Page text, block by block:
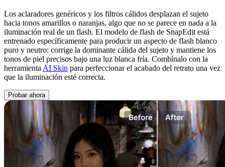
Los aclaradores genéricos y los filtros cálidos desplazan el sujeto
hacia tonos amarillos o naranjas, algo que no se parece en nada a la
iluminación real de un flash. El modelo de flash de SnapEdit está
entrenado específicamente para producir un aspecto de flash blanco
puro y neutro: corrige la dominante cálida del sujeto y mantiene los
tonos de piel precisos bajo una luz blanca fría. Combínalo con la
herramienta AI Skin para perfeccionar el acabado del retrato una vez
que la iluminación esté correcta.
Probar ahora